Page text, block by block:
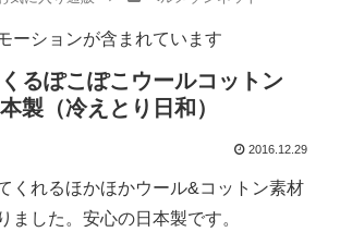
ーションが含まれています
るぽこぽこウールコットン
製（冷えとり日和）
2016.12.29
くれるほかほかウール&コットン素材
ました。安心の日本製です。